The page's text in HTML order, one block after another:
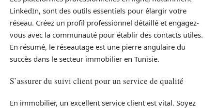
LinkedIn, sont des outils essentiels pour élargir votre
réseau. Créez un profil professionnel détaillé et engagez-
vous avec la communauté pour établir des contacts utiles.
En résumé, le réseautage est une pierre angulaire du
succès dans le secteur immobilier en Tunisie.
S’assurer du suivi client pour un service de qualité
En immobilier, un excellent service client est vital. Soyez